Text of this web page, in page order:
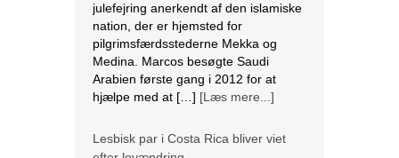
julefejring anerkendt af den islamiske
nation, der er hjemsted for
pilgrimsfærdsstederne Mekka og
Medina. Marcos besøgte Saudi
Arabien første gang i 2012 for at
hjælpe med at […] [Læs mere...]
Lesbisk par i Costa Rica bliver viet